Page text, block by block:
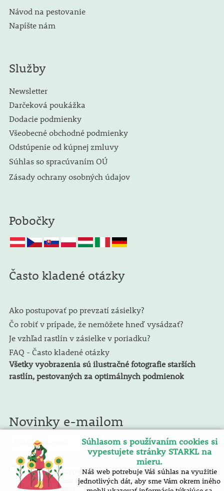
Návod na pestovanie
Napíšte nám
Služby
Newsletter
Darčeková poukážka
Dodacie podmienky
Všeobecné obchodné podmienky
Odstúpenie od kúpnej zmluvy
Súhlas so spracúvaním OÚ
Zásady ochrany osobných údajov
Pobočky
Často kladené otázky
Ako postupovať po prevzatí zásielky?
Čo robiť v prípade, že nemôžete hneď vysádzať?
Je vzhľad rastlín v zásielke v poriadku?
FAQ - Často kladené otázky
Všetky vyobrazenia sú ilustračné fotografie starších
rastlín, pestovaných za optimálnych podmienok
Novinky e-mailom
Súhlasím sospracovaním osobných údajov. E-mailový
spravodaj zasielame zadarmo. Pokyny pre zrušenie nájdete v každom
e-mailu spravodajcu.
Súhlasom s používaním cookies si
vypestujete stránky STARKL na
mieru.
Náš web potrebuje Váš súhlas na využitie
jednotlivých dát, aby sme Vám okrem iného